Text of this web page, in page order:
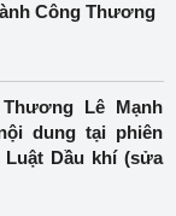
Công Thương
Lê Mạnh
dung tại phiên
Dầu khí (sửa